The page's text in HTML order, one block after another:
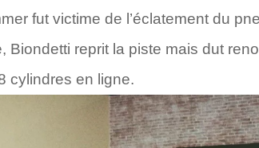
fut victime de l’éclatement du
reprit la piste mais dut
cylindres en ligne.